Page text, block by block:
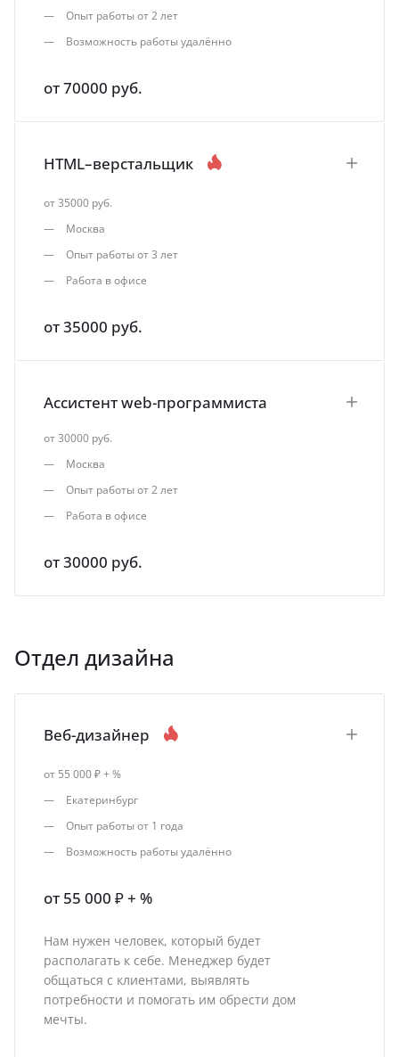
Опыт работы от 2 лет
Возможность работы удалённо
от 70000 руб.
HTML–верстальщик
от 35000 руб.
Москва
Опыт работы от 3 лет
Работа в офисе
от 35000 руб.
Ассистент web-программиста
от 30000 руб.
Москва
Опыт работы от 2 лет
Работа в офисе
от 30000 руб.
Отдел дизайна
Веб-дизайнер
от 55 000 ₽ + %
Екатеринбург
Опыт работы от 1 года
Возможность работы удалённо
от 55 000 ₽ + %
Нам нужен человек, который будет
располагать к себе. Менеджер будет
общаться с клиентами, выявлять
потребности и помогать им обрести дом
мечты.